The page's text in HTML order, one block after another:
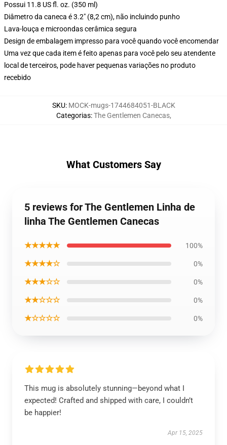
Possui 11.8 US fl. oz. (350 ml)
Diâmetro da caneca é 3.2" (8,2 cm), não incluindo punho
Lava-louça e microondas cerâmica segura
Design de embalagem impresso para você quando você encomendar
Uma vez que cada item é feito apenas para você pelo seu atendente
local de terceiros, pode haver pequenas variações no produto
recebido
SKU: MOCK-mugs-1744684051-BLACK
Categorias:The Gentlemen Canecas,
What Customers Say
5 reviews for The Gentlemen Linha de
linha The Gentlemen Canecas
★★★★★ 100%
★★★★☆ 0%
★★★☆☆ 0%
★★☆☆☆ 0%
★☆☆☆☆ 0%
This mug is absolutely stunning—beyond what I
expected! Crafted and shipped with care, I couldn’t
be happier!
Apr 15, 2025